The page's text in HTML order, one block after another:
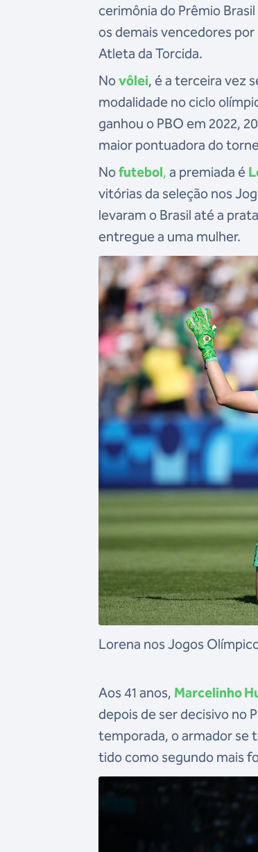
cerimônia do Prêmio
os demais vencedores
Atleta da Torcida.
Novôlei, é a terceira vez
modalidade no ciclo
ganhou o PBO em 2022,
maior pontuadora do
Nofutebol, a premiada é
vitórias da seleção nos
levaram o Brasil até a
entregue a uma mulher.
Lorena nos Jogos
Aos 41 anos, Marcelinho
depois de ser decisivo no
temporada, o armador se
tido como segundo mais